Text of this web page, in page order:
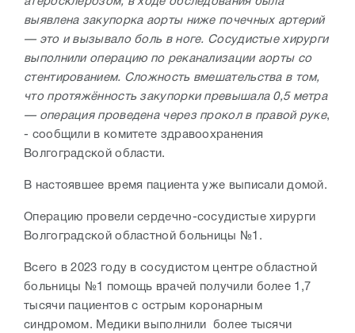
выявлена закупорка аорты ниже почечных артерий
— это и вызывало боль в ноге. Сосудистые хирурги
выполнили операцию по реканализации аорты со
стентированием. Сложность вмешательства в том,
что протяжённость закупорки превышала 0,5 метра
— операция проведена через прокол в правой руке,
- сообщили в комитете здравоохранения
Волгоградской области.
В настоявшее время пациента уже выписали домой.
Операцию провели сердечно-сосудистые хирурги
Волгоградской областной больницы №1.
Всего в 2023 году в сосудистом центре областной
больницы №1 помощь врачей получили более 1,7
тысячи пациентов с острым коронарным
синдромом. Медики выполнили более тысячи